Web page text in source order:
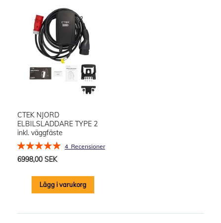
CTEK NJORD
ELBILSLADDARE TYPE 2
inkl. väggfäste
Rating:
4 Recensioner
6998,00 SEK
Lägg i varukorg